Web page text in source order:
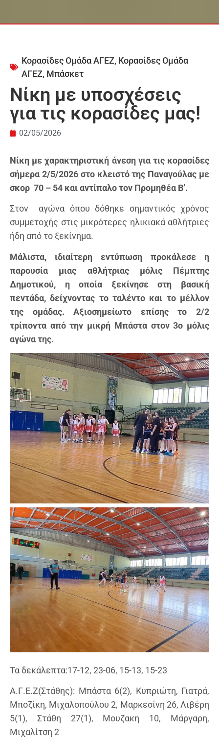
Κορασίδες Ομάδα ΑΓΕΖ, Κορασίδες Ομάδα
ΑΓΕΖ, Μπάσκετ
Νίκη με υποσχέσεις
για τις κορασίδες μας!
02/05/2026
Νίκη με χαρακτηριστική άνεση για τις κορασίδες
σήμερα 2/5/2026 στο κλειστό της Παναγούλας με
σκορ 70 – 54 και αντίπαλο τον Προμηθέα Β’.
Στον αγώνα όπου δόθηκε σημαντικός χρόνος
συμμετοχής στις μικρότερες ηλικιακά αθλήτριες
ήδη από το ξεκίνημα.
Μάλιστα, ιδιαίτερη εντύπωση προκάλεσε η
παρουσία μιας αθλήτριας μόλις Πέμπτης
Δημοτικού, η οποία ξεκίνησε στη βασική
πεντάδα, δείχνοντας το ταλέντο και το μέλλον
της ομάδας. Αξιοσημείωτο επίσης το 2/2
τρίποντα από την μικρή Μπάστα στον 3ο μόλις
αγώνα της.
Τα δεκάλεπτα:17-12, 23-06, 15-13, 15-23
Α.Γ.Ε.Ζ(Στάθης): Μπάστα 6(2), Κυπριώτη, Γιατρά,
Μποζίκη, Μιχαλοπούλου 2, Μαρκεσίνη 26, Λιβέρη
5(1), Στάθη 27(1), Μουζακη 10, Μάργαρη,
Μιχαλίτση 2